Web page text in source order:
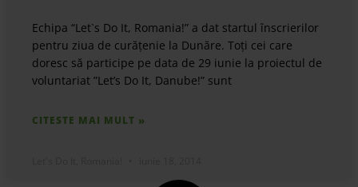
Echipa “Let`s Do It, Romania!” a dat startul înscrierilor
pentru ziua de curățenie la Dunăre. Toți cei care
doresc să participe pe data de 29 iunie la proiectul de
voluntariat ”Let’s Do It, Danube!” sunt
CITESTE MAI MULT »